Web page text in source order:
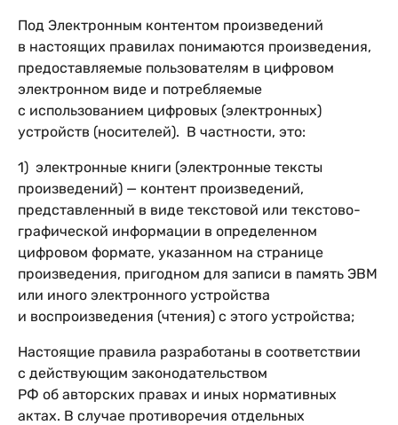
Под Электронным контентом произведений
в настоящих правилах понимаются произведения,
предоставляемые пользователям в цифровом
электронном виде и потребляемые
с использованием цифровых (электронных)
устройств (носителей). В частности, это:
1) электронные книги (электронные тексты
произведений) — контент произведений,
представленный в виде текстовой или текстово-
графической информации в определенном
цифровом формате, указанном на странице
произведения, пригодном для записи в память ЭВМ
или иного электронного устройства
и воспроизведения (чтения) с этого устройства;
Настоящие правила разработаны в соответствии
с действующим законодательством
РФ об авторских правах и иных нормативных
актах. В случае противоречия отдельных